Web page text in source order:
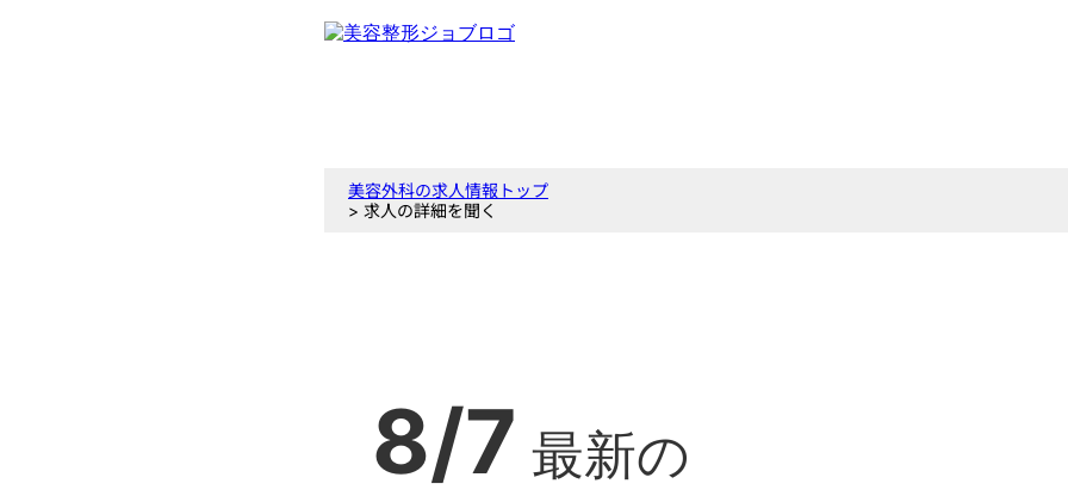
美容外科の求人情報トップ
> 求人の詳細を聞く
8/7 最新の